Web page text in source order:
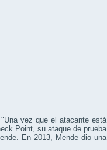
vez que el atacante está
Point, su ataque de prueba
En 2013, Mende dio una